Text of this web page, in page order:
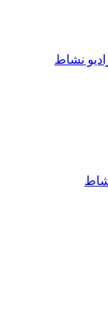
نشاط